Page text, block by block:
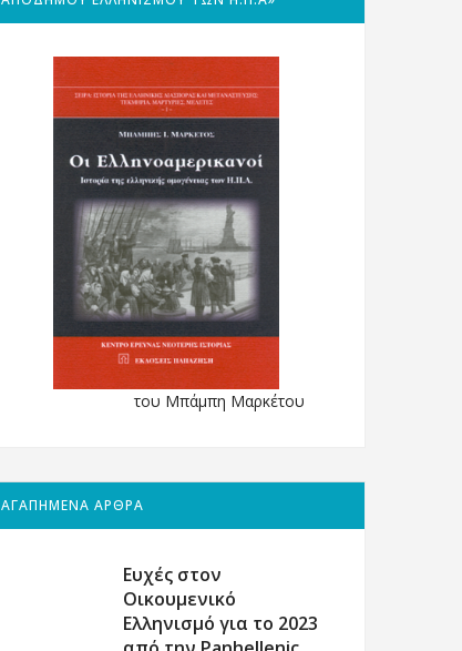
του Μπάμπη Μαρκέτου
ΑΓΑΠΗΜΕΝΑ ΑΡΘΡΑ
Ευχές στον
Οικουμενικό
Ελληνισμό για το 2023